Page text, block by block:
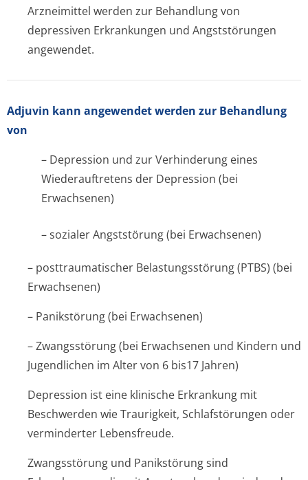
Arzneimittel werden zur Behandlung von
depressiven Erkrankungen und Angststörungen
angewendet.
Adjuvin kann angewendet werden zur Behandlung
von
– Depression und zur Verhinderung eines
Wiederauftretens der Depression (bei
Erwachsenen)
– sozialer Angststörung (bei Erwachsenen)
– posttraumatischer Belastungsstörung (PTBS) (bei
Erwachsenen)
– Panikstörung (bei Erwachsenen)
– Zwangsstörung (bei Erwachsenen und Kindern und
Jugendlichen im Alter von 6 bis17 Jahren)
Depression ist eine klinische Erkrankung mit
Beschwerden wie Traurigkeit, Schlafstörungen oder
verminderter Lebensfreude.
Zwangsstörung und Panikstörung sind